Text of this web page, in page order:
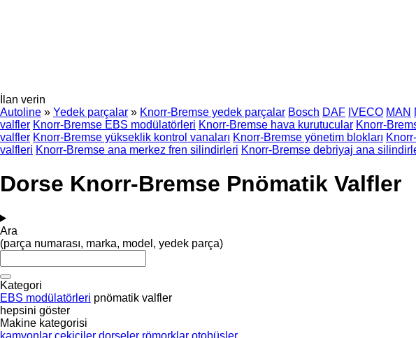
İlan verin
Autoline » Yedek parçalar » Knorr-Bremse yedek parçalar Bosch DAF IVECO MAN
valfler Knorr-Bremse EBS modülatörleri Knorr-Bremse hava kurutucular Knorr-
valfler Knorr-Bremse yükseklik kontrol vanaları Knorr-Bremse yönetim blokları
valfleri Knorr-Bremse ana merkez fren silindirleri Knorr-Bremse debriyaj ana
Dorse Knorr-Bremse Pnömatik Valfler
Ara
(parça numarası, marka, model, yedek parça)
Kategori
EBS modülatörleri pnömatik valfler
hepsini göster
Makine kategorisi
kamyonlar çekiciler dorseler römorklar otobüsler